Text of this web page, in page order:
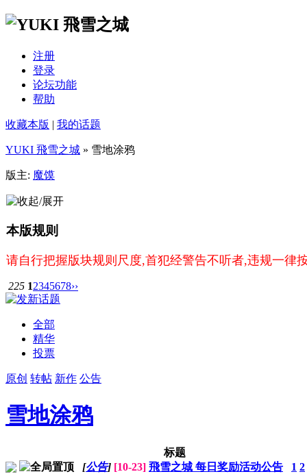
注册
登录
论坛功能
帮助
收藏本版 | 我的话题
YUKI 飛雪之城 » 雪地涂鸦
版主: 魔馍
本版规则
请自行把握版块规则尺度,首犯经警告不听者,违规一律
225 12345678››
全部
精华
投票
原创 转帖 新作 公告
雪地涂鸦
标题
[公告] [10-23] 飛雪之城 每日奖励活动公告 1 2